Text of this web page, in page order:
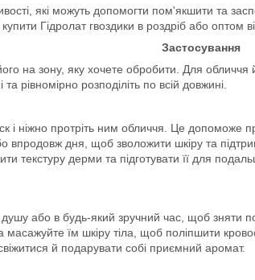
які можуть допомогти пом'якшити та
Гідролат гвоздики в роздріб або оптом
Застосування
на зону, яку хочете обробити. Для обличчя
рівномірно розподіліть по всій довжині.
і ніжно протріть ним обличчя. Це допоможе
дня, щоб зволожити шкіру та
текстуру дерми та підготувати її для
душу або в будь-який зручний час, щоб зняти
масажуйте їм шкіру тіла, щоб поліпшити
й подарувати собі приємний аромат.